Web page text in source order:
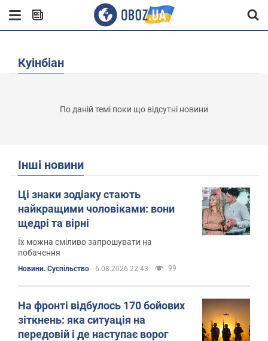
Куінбіан
По даній темі поки що відсутні новини
Інші новини
Ці знаки зодіаку стають
найкращими чоловіками: вони
щедрі та вірні
Їх можна сміливо запрошувати на
побачення
Новини. Суспільство 6.08.2026 22:43 99
На фронті відбулось 170 бойових
зіткнень: яка ситуація на
передовій і де наступає ворог